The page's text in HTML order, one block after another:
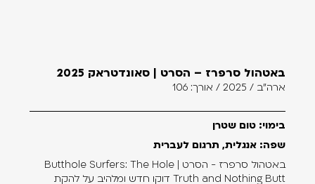
באטהול סרפרז – הסרט | סאונדטראק 2025
ארה"ב / 2025 / אורך: 106
בימוי: טום שטרן
שפה: אנגלית, תרגום לעברית
באטהול סרפרז - הסרט | Butthole Surfers: The Hole
Truth and Nothing Butt דוקו חדש ומלהיב על להקת